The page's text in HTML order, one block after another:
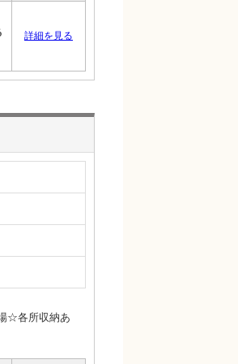
詳細を見る
☆各所収納あ